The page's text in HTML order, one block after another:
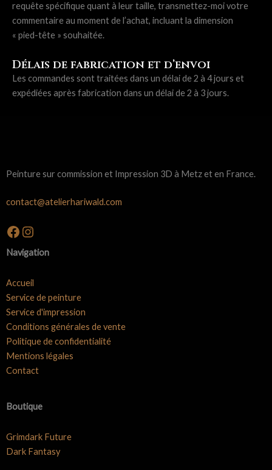
requête spécifique quant à leur taille, transmettez-moi votre
commentaire au moment de l’achat, incluant la dimension
« pied-tête » souhaitée.
Délais de fabrication et d’envoi
Les commandes sont traitées dans un délai de 2 à 4 jours et
expédiées après fabrication dans un délai de 2 à 3 jours.
Peinture sur commission et Impression 3D à Metz et en France.
contact@atelierhariwald.com
Facebook
Instagram
Navigation
Accueil
Service de peinture
Service d'impression
Conditions générales de vente
Politique de confidentialité
Mentions légales
Contact
Boutique
Grimdark Future
Dark Fantasy